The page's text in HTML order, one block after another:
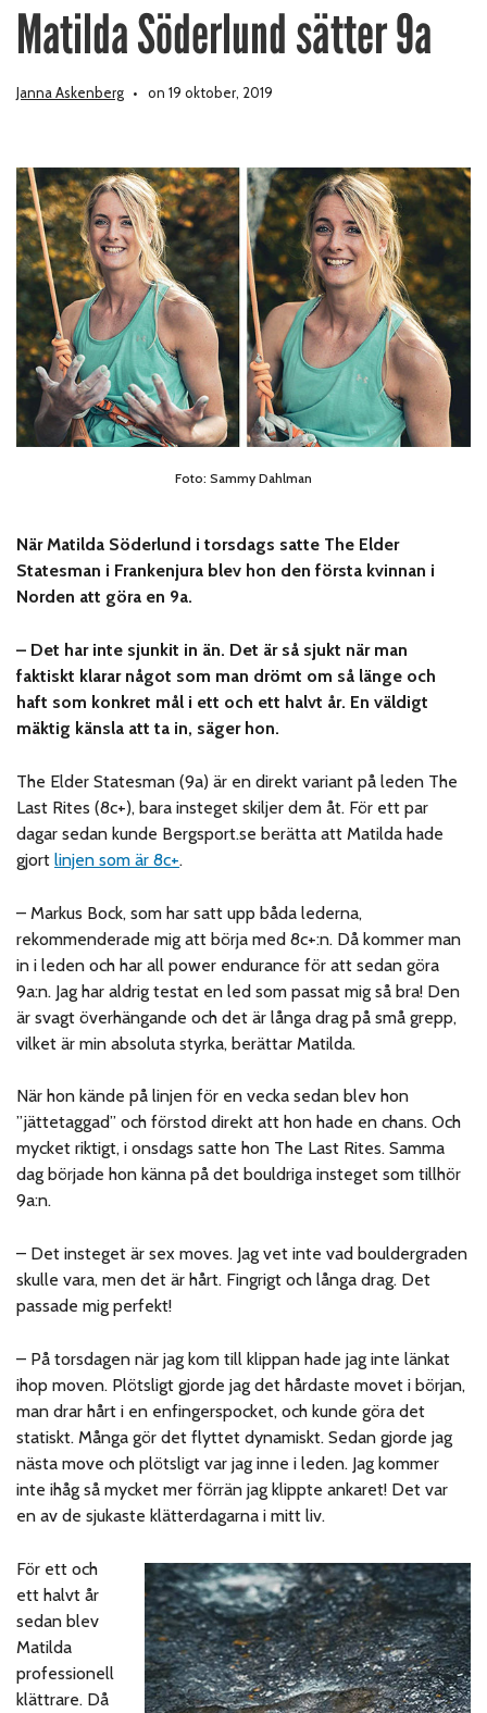
Matilda Söderlund sätter 9a
Janna Askenberg on 19 oktober, 2019
Foto: Sammy Dahlman
När Matilda Söderlund i torsdags satte The Elder
Statesman i Frankenjura blev hon den första kvinnan i
Norden att göra en 9a.
– Det har inte sjunkit in än. Det är så sjukt när man
faktiskt klarar något som man drömt om så länge och
haft som konkret mål i ett och ett halvt år. En väldigt
mäktig känsla att ta in, säger hon.
The Elder Statesman (9a) är en direkt variant på leden The
Last Rites (8c+), bara insteget skiljer dem åt. För ett par
dagar sedan kunde Bergsport.se berätta att Matilda hade
gjortlinjen som är 8c+.
– Markus Bock, som har satt upp båda lederna,
rekommenderade mig att börja med 8c+:n. Då kommer man
in i leden och har all power endurance för att sedan göra
9a:n. Jag har aldrig testat en led som passat mig så bra! Den
är svagt överhängande och det är långa drag på små grepp,
vilket är min absoluta styrka, berättar Matilda.
När hon kände på linjen för en vecka sedan blev hon
”jättetaggad” och förstod direkt att hon hade en chans. Och
mycket riktigt, i onsdags satte hon The Last Rites. Samma
dag började hon känna på det bouldriga insteget som tillhör
9a:n.
– Det insteget är sex moves. Jag vet inte vad bouldergraden
skulle vara, men det är hårt. Fingrigt och långa drag. Det
passade mig perfekt!
– På torsdagen när jag kom till klippan hade jag inte länkat
ihop moven. Plötsligt gjorde jag det hårdaste movet i början,
man drar hårt i en enfingerspocket, och kunde göra det
statiskt. Många gör det flyttet dynamiskt. Sedan gjorde jag
nästa move och plötsligt var jag inne i leden. Jag kommer
inte ihåg så mycket mer förrän jag klippte ankaret! Det var
en av de sjukaste klätterdagarna i mitt liv.
För ett och
ett halvt år
sedan blev
Matilda
professionell
klättrare. Då